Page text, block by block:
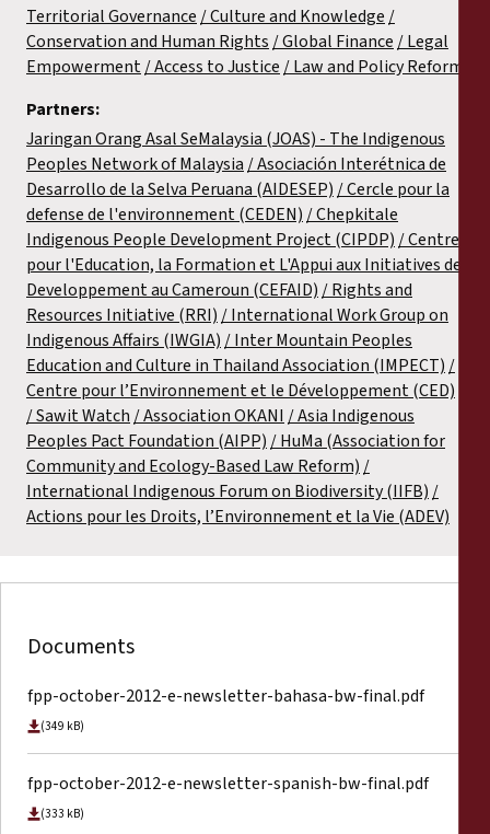
Territorial Governance Culture and Knowledge
Conservation and Human Rights Global Finance
Legal
Empowerment Access to Justice
Law and Policy Reform
Partners:
Jaringan Orang Asal SeMalaysia (JOAS) - The Indigenous
Peoples Network of Malaysia Asociación Interétnica de
Desarrollo de la Selva Peruana (AIDESEP) Cercle pour la
defense de l'environnement (CEDEN) Chepkitale
Indigenous People Development Project (CIPDP) Centre
pour l'Education, la Formation et L'Appui aux Initiatives de
Developpement au Cameroun (CEFAID)
Rights and
Resources Initiative (RRI)
International Work Group on
Indigenous Affairs (IWGIA)
Inter Mountain Peoples
Education and Culture in Thailand Association (IMPECT)
Centre pour l’Environnement et le Développement (CED)
Sawit Watch Association OKANI
Asia Indigenous
Peoples Pact Foundation (AIPP)
HuMa (Association for
Community and Ecology-Based Law Reform)
International Indigenous Forum on Biodiversity (IIFB)
Actions pour les Droits, l’Environnement et la Vie (ADEV)
Documents
fpp-october-2012-e-newsletter-bahasa-bw-final.pdf
(349 kB)
fpp-october-2012-e-newsletter-spanish-bw-final.pdf
(333 kB)